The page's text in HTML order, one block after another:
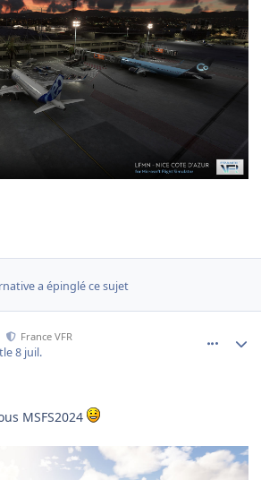
a épinglé ce sujet
France VFR
le 8 juil.
MSFS2024